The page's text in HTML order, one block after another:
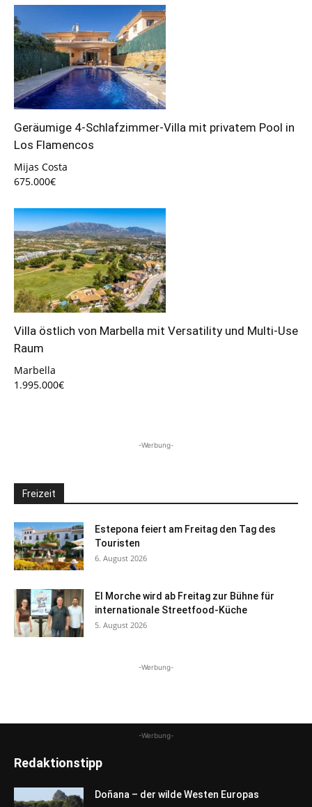
Geräumige 4-Schlafzimmer-Villa mit privatem Pool in
Los Flamencos
Mijas Costa
675.000€
Villa östlich von Marbella mit Versatility und Multi-Use
Raum
Marbella
1.995.000€
-Werbung-
Freizeit
Estepona feiert am Freitag den Tag des
Touristen
6. August 2026
El Morche wird ab Freitag zur Bühne für
internationale Streetfood-Küche
5. August 2026
-Werbung-
-Werbung-
Redaktionstipp
Doñana – der wilde Westen Europas